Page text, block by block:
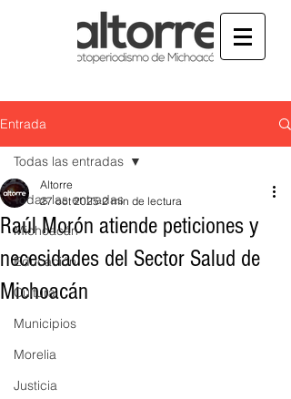
Entrada
Todas las entradas
Michoacán
Educación
Cultura
Municipios
Morelia
Justicia
Todas las entradas
Raúl Morón atiende peticiones y
necesidades del Sector Salud de
Michoacán
Altorre
27 oct 2025 2 min de lectura